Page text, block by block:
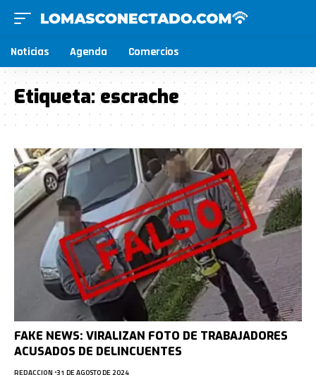
Noticias Agenda Comercios
Etiqueta:escrache
FAKE NEWS: VIRALIZAN FOTO DE TRABAJADORES
ACUSADOS DE DELINCUENTES
REDACCION 31 DE AGOSTO DE 2024